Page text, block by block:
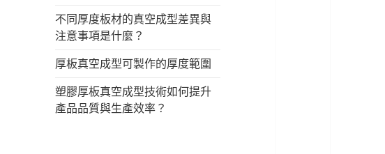
不同厚度板材的真空成型差異與
注意事項是什麼？
厚板真空成型可製作的厚度範圍
塑膠厚板真空成型技術如何提升
產品品質與生產效率？